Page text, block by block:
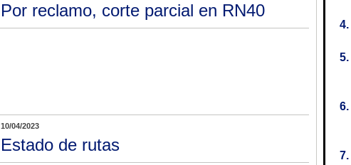
Por reclamo, corte parcial en RN40
10/04/2023
Estado de rutas